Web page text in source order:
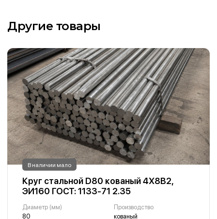
Другие товары
В наличии мало
Круг стальной D80 кованый 4Х8В2,
ЭИ160 ГОСТ: 1133-71 2.35
Диаметр (мм)
80
Производство
кованый